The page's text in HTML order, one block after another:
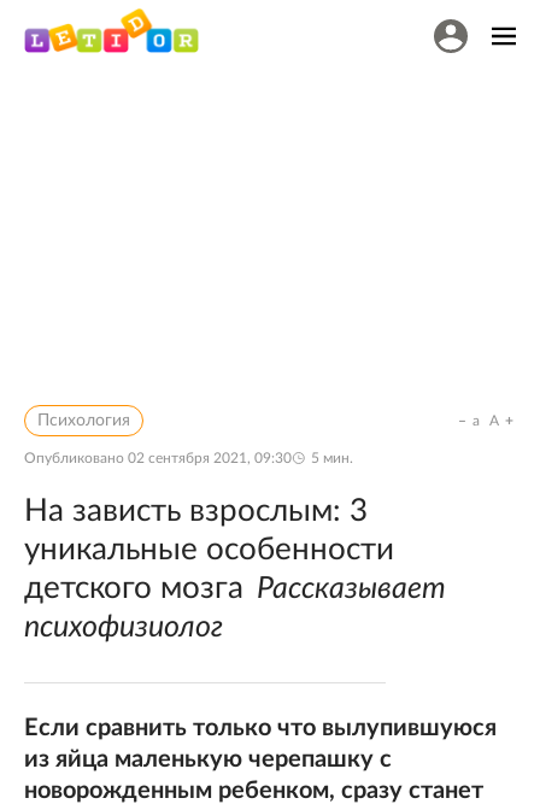
Психология
Опубликовано 02 сентября 2021, 09:30 5 мин.
a A
На зависть взрослым: 3
уникальные особенности
детского мозга Рассказывает
психофизиолог
Если сравнить только что вылупившуюся
из яйца маленькую черепашку с
новорожденным ребенком, сразу станет